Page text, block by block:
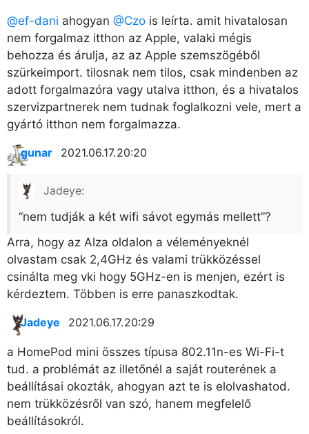
@ef-dani ahogyan @Czo is leírta. amit hivatalosan
nem forgalmaz itthon az Apple, valaki mégis
behozza és árulja, az az Apple szemszögéből
szürkeimport. tilosnak nem tilos, csak mindenben az
adott forgalmazóra vagy utalva itthon, és a hivatalos
szervizpartnerek nem tudnak foglalkozni vele, mert a
gyártó itthon nem forgalmazza.
gunar 2021.06.17. 20:20
Jadeye:
“nem tudják a két wifi sávot egymás mellett”?
Arra, hogy az Alza oldalon a véleményeknél
olvastam csak 2,4GHz és valami trükközéssel
csinálta meg vki hogy 5GHz-en is menjen, ezért is
kérdeztem. Többen is erre panaszkodtak.
Jadeye 2021.06.17. 20:29
a HomePod mini összes típusa 802.11n-es Wi-Fi-t
tud. a problémát az illetőnél a saját routerének a
beállításai okozták, ahogyan azt te is elolvashatod.
nem trükközésről van szó, hanem megfelelő
beállításokról.